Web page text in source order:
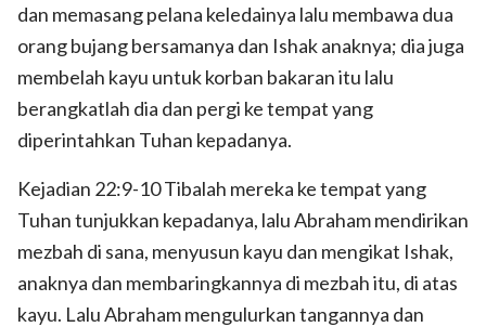
dan memasang pelana keledainya lalu membawa dua
orang bujang bersamanya dan Ishak anaknya; dia juga
membelah kayu untuk korban bakaran itu lalu
berangkatlah dia dan pergi ke tempat yang
diperintahkan Tuhan kepadanya.
Kejadian 22:9-10 Tibalah mereka ke tempat yang
Tuhan tunjukkan kepadanya, lalu Abraham mendirikan
mezbah di sana, menyusun kayu dan mengikat Ishak,
anaknya dan membaringkannya di mezbah itu, di atas
kayu. Lalu Abraham mengulurkan tangannya dan